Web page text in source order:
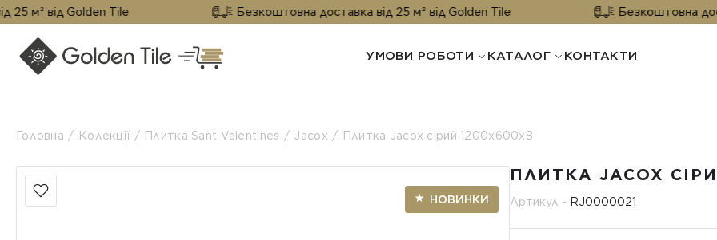
Golden Tile Безкоштовна доставка від 25 м² від Golden Tile Безкоштовна доставка
УМОВИ РОБОТИ КАТАЛОГ КОНТАКТИ
Головна Колекції Плитка Sant Valentines Jacox Плитка Jacox сірий 1200x600x8
НОВИНКИ
ПЛИТКА JACOX
Артикул - RJ0000021